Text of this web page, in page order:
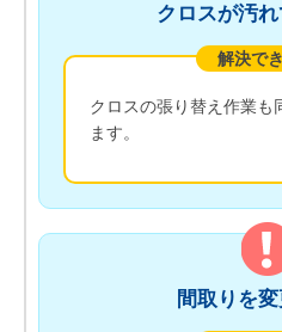
クロスが汚
解決で
クロスの張り替え作業も
ます。
間取りを